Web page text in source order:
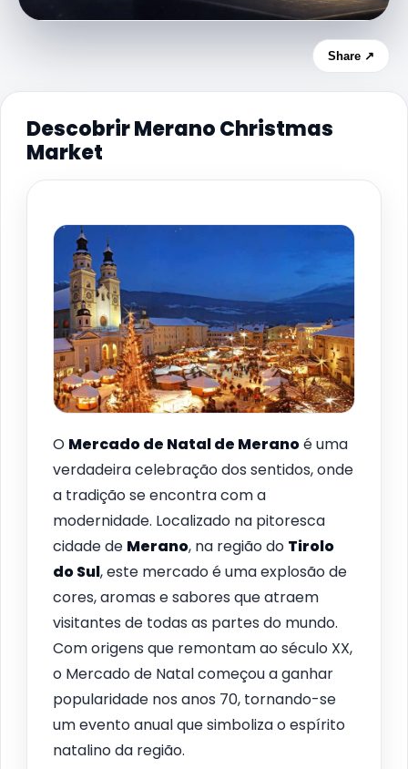
Share ↗
Descobrir Merano Christmas
Market
O Mercado de Natal de Meranoé uma
verdadeira celebração dos sentidos, onde
a tradição se encontra com a
modernidade. Localizado na pitoresca
cidade de Merano, na região do Tirolo
do Sul, este mercado é uma explosão de
cores, aromas e sabores que atraem
visitantes de todas as partes do mundo.
Com origens que remontam ao século XX,
o Mercado de Natal começou a ganhar
popularidade nos anos 70, tornando-se
um evento anual que simboliza o espírito
natalino da região.